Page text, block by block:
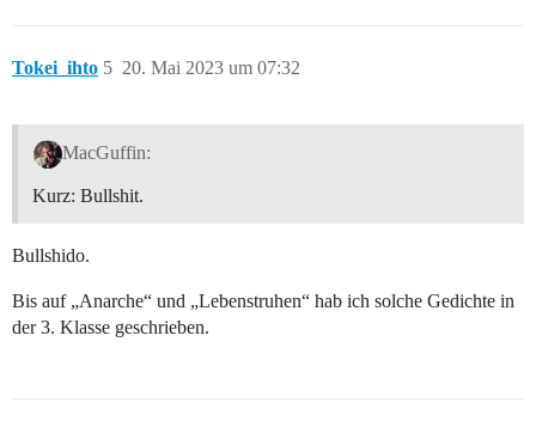
Tokei_ihto 20. Mai 2023 um 07:32
5
MacGuffin:
Kurz: Bullshit.
Bullshido.
Bis auf „Anarche“ und „Lebenstruhen“ hab ich solche Gedichte in
der 3. Klasse geschrieben.